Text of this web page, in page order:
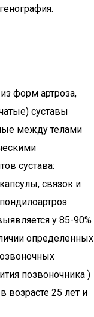
форм артроза,
суставы
между телами
сустава:
связок и
у 85-90%
определенных
позвоночника )
возрасте 25 лет и